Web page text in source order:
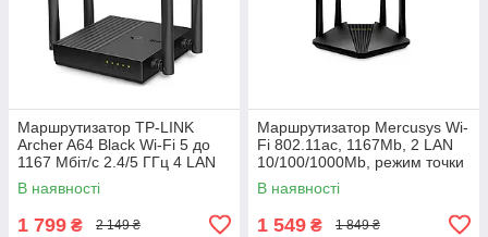
Маршрутизатор TP-LINK
Archer A64 Black Wi-Fi 5 до
1167 Мбіт/с 2.4/5 ГГц 4 LAN
гігабіт RJ45 4 антени
В наявності
1 799 ₴ 2 149 ₴
Маршрутизатор Mercusys Wi-
Fi 802.11ас, 1167Mb, 2 LAN
10/100/1000Mb, режим точки
доступу, швидке
налаштування безпеки Black
В наявності
1 549 ₴ 1 849 ₴